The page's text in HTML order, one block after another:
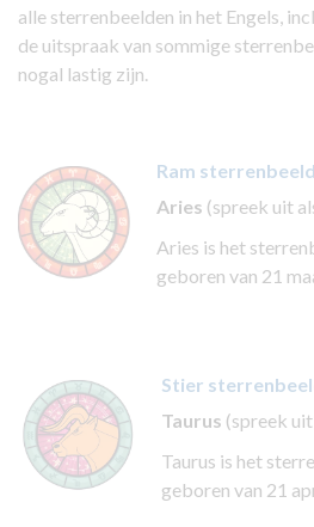
alle sterrenbeelden in het Engels,
de uitspraak van sommige
nogal lastig zijn.
Ram
Aries (spreek uit
Aries is het
geboren van 21
Stier
Taurus (spreek
Taurus is het
geboren van 21